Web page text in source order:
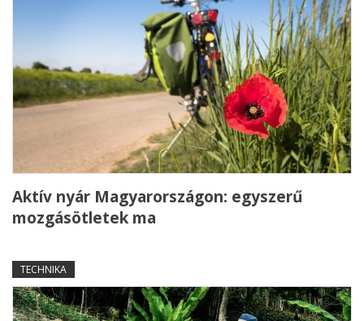
Aktív nyár Magyarországon: egyszerű
mozgásötletek ma
TECHNIKA